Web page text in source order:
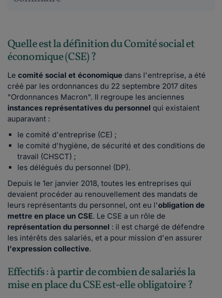
Quelle est la définition du Comité social et
économique (CSE) ?
Le comité social et économique dans l'entreprise, a été
créé par les ordonnances du 22 septembre 2017 dites
"Ordonnances Macron". Il regroupe les anciennes
instances représentatives du personnel qui existaient
auparavant :
le comité d'entreprise (CE) ;
le comité d'hygiène, de sécurité et des conditions de
travail (CHSCT) ;
les délégués du personnel (DP).
Depuis le 1er janvier 2018, toutes les entreprises qui
devaient procéder au renouvellement des mandats de
leurs représentants du personnel, ont eu l'obligation de
mettre en place un CSE. Le CSE a un rôle de
représentation du personnel : il est chargé de défendre
les intérêts des salariés, et a pour mission d'en assurer
l'expression collective.
Effectifs : à partir de combien de salariés la
mise en place du CSE est-elle obligatoire ?